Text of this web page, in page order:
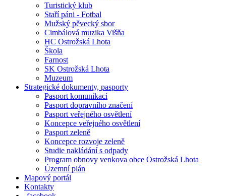
Turistický klub
Staří páni - Fotbal
Mužský pěvecký sbor
Cimbálová muzika Višňa
HC Ostrožská Lhota
Škola
Farnost
SK Ostrožská Lhota
Muzeum
Strategické dokumenty, pasporty
Pasport komunikací
Pasport dopravního značení
Pasport veřejného osvětlení
Koncepce veřejného osvětlení
Pasport zeleně
Koncepce rozvoje zeleně
Studie nakládání s odpady
Program obnovy venkova obce Ostrožská Lhota
Územní plán
Mapový portál
Kontakty